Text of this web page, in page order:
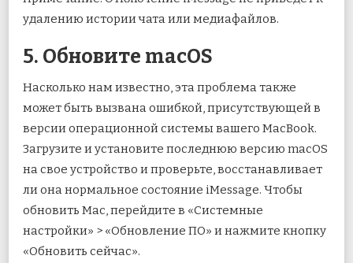
удалению истории чата или медиафайлов.
5. Обновите macOS
Насколько нам известно, эта проблема также
может быть вызвана ошибкой, присутствующей в
версии операционной системы вашего MacBook.
Загрузите и установите последнюю версию macOS
на свое устройство и проверьте, восстанавливает
ли она нормальное состояние iMessage. Чтобы
обновить Mac, перейдите в «Системные
настройки» > «Обновление ПО» и нажмите кнопку
«Обновить сейчас».